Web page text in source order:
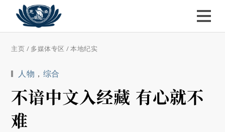
主页 / 多媒体专区 /本地纪实
人物 ， 综合
不谙中文入经藏 有心就不
难